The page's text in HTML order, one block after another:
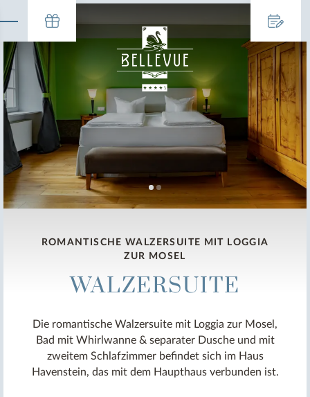
WALZERSUITE
ROMANTISCHE WALZERSUITE MIT LOGGIA
ZUR MOSEL
Die romantische Walzersuite mit Loggia zur Mosel,
Bad mit Whirlwanne & separater Dusche und mit
zweitem Schlafzimmer befindet sich im Haus
Havenstein, das mit dem Haupthaus verbunden ist.